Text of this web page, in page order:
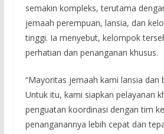
semakin kompleks, terutama
jemaah perempuan, lansia, dan
tinggi. Ia menyebut, kelompok
perhatian dan penanganan khusus.
“Mayoritas jemaah kami lansia dan
Untuk itu, kami siapkan pelayanan
penguatan koordinasi dengan tim
penanganannya lebih cepat dan